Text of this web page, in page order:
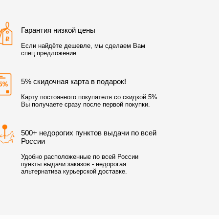
Гарантия низкой цены
Если найдёте дешевле, мы сделаем Вам
спец предложение
5% скидочная карта в подарок!
Карту постоянного покупателя со скидкой 5%
Вы получаете сразу после первой покупки.
500+ недорогих пунктов выдачи по всей
России
Удобно расположенные по всей России
пункты выдачи заказов - недорогая
альтернатива курьерской доставке.